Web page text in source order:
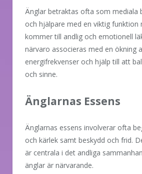
Änglar betraktas ofta som mediala
och hjälpare med en viktig funktion
kommer till andlig och emotionell
närvaro associeras med en ökning
energifrekvenser och hjälp till att
och sinne.
Änglarnas Essens
Änglarnas essens involverar ofta
och kärlek samt beskydd och frid.
är centrala i det andliga
änglar är närvarande.